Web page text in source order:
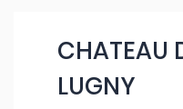
CHATEAU
LUGNY